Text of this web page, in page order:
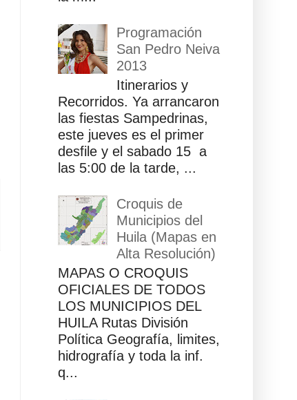
Programación
San Pedro Neiva
2013
Itinerarios y
Recorridos. Ya arrancaron
las fiestas Sampedrinas,
este jueves es el primer
desfile y el sabado 15 a
las 5:00 de la tarde, ...
Croquis de
Municipios del
Huila (Mapas en
Alta Resolución)
MAPAS O CROQUIS
OFICIALES DE TODOS
LOS MUNICIPIOS DEL
HUILA Rutas División
Política Geografía, limites,
hidrografía y toda la inf.
q...